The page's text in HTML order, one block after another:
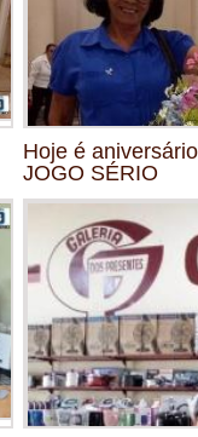
Hoje é
JOGO SÉRIO